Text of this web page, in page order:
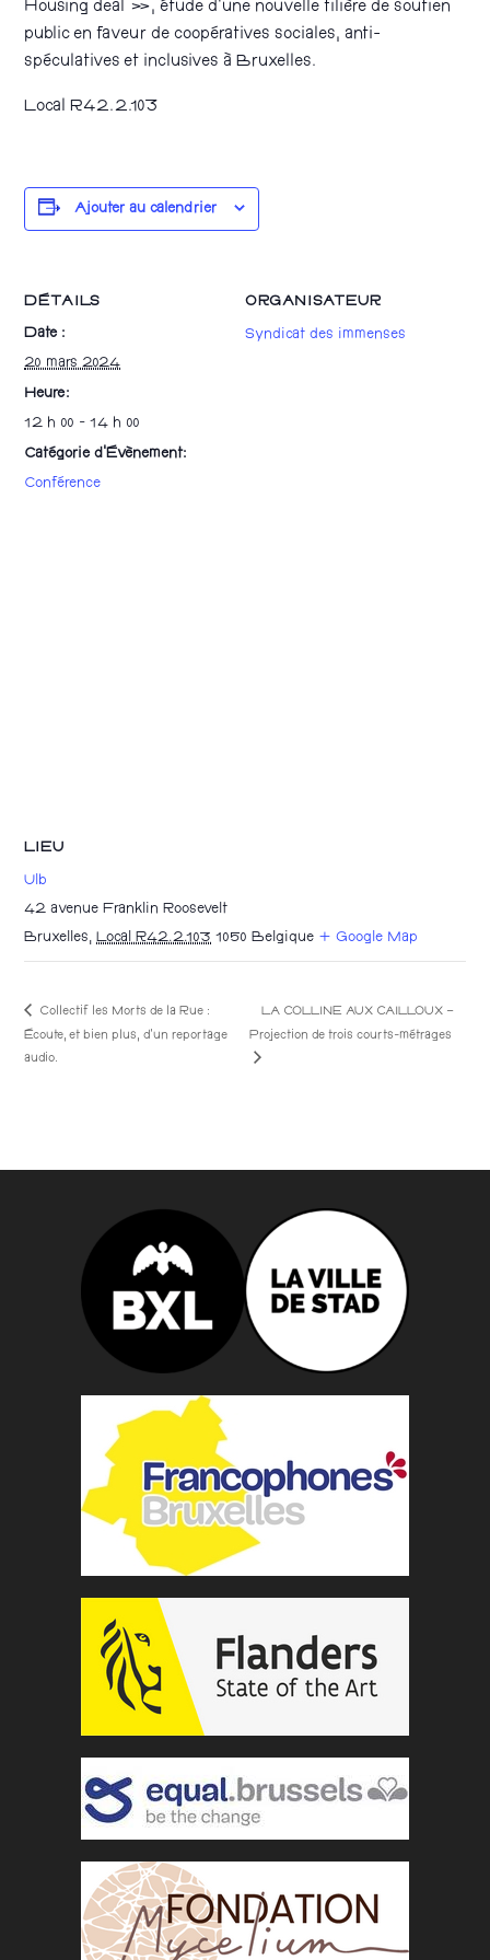
Housing deal », étude d’une nouvelle filière de soutien
public en faveur de coopératives sociales, anti-
spéculatives et inclusives à Bruxelles.
Local R42.2.103
Ajouter au calendrier
DÉTAILS
Date :
20 mars 2024
Heure :
12 h 00 - 14 h 00
Catégorie d’Évènement:
Conférence
ORGANISATEUR
Syndicat des immenses
LIEU
Ulb
42 avenue Franklin Roosevelt
Bruxelles , Local R42.2.103 1050 Belgique + Google Map
Collectif les Morts de la Rue :
Écoute, et bien plus, d’un reportage
audio.
LA COLLINE AUX CAILLOUX –
Projection de trois courts-métrages